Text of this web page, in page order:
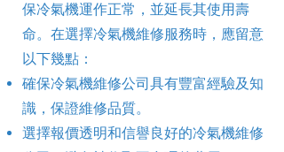
保冷氣機運作正常，並延長其使用壽
命。在選擇冷氣機維修服務時，應留意
以下幾點：
確保冷氣機維修公司具有豐富經驗及知
識，保證維修品質。
選擇報價透明和信譽良好的冷氣機維修